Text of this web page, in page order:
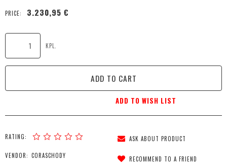
PRICE: 3.230,95 €
KPL.
ADD TO CART
ADD TO WISH LIST
RATING:
VENDOR: CORASCHODY
ASK ABOUT PRODUCT
RECOMMEND TO A FRIEND